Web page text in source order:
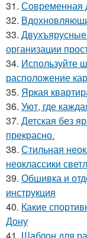
31. Современная
32.
33.
организации
34. Используйте
расположение
35. Яркая
36. Уют, где
37. Детская без
прекрасно.
38. Стильная
неоклассики
39. Обшивка и
инструкция
40. Какие
Дону